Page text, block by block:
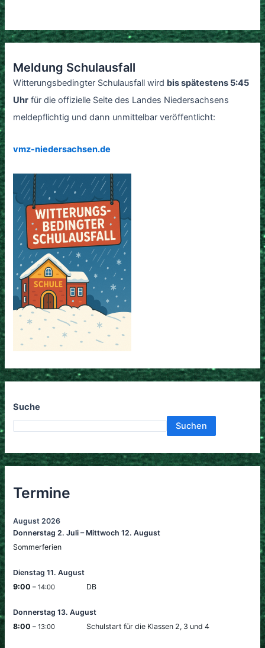
Meldung Schulausfall
Witterungsbedingter Schulausfall wird bis spätestens 5:45
Uhr für die offizielle Seite des Landes Niedersachsens
meldepflichtig und dann unmittelbar veröffentlicht:
vmz-niedersachsen.de
Suche
Suchen
Termine
August 2026
Donnerstag 2. Juli –Mittwoch 12. August
Sommerferien
Dienstag 11. August
9:00– 14:00 DB
Donnerstag 13. August
8:00– 13:00 Schulstart für die Klassen 2, 3 und 4